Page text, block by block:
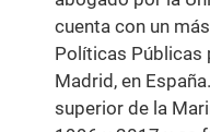
cuenta con un
Políticas Públicas
Madrid, en
superior de la